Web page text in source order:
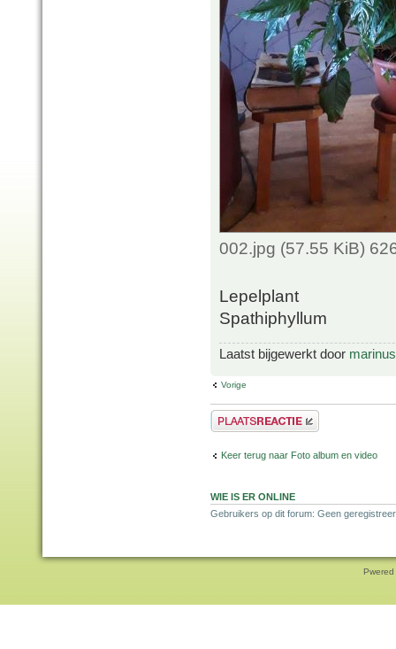
002.jpg (57.55 KiB)
Lepelplant
Spathiphyllum
Laatst bijgewerkt door marinus
Vorige
Plaats een reactie
Keer terug naar Foto album en video
WIE IS ER ONLINE
Gebruikers op dit forum: Geen